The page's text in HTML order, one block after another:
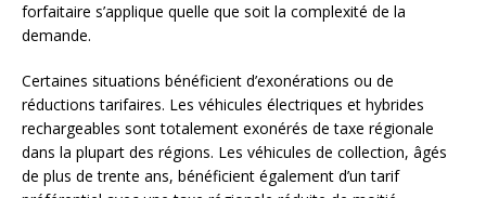
forfaitaire s’applique quelle que soit la complexité de la
demande.
Certaines situations bénéficient d’exonérations ou de
réductions tarifaires. Les véhicules électriques et hybrides
rechargeables sont totalement exonérés de taxe régionale
dans la plupart des régions. Les véhicules de collection, âgés
de plus de trente ans, bénéficient également d’un tarif